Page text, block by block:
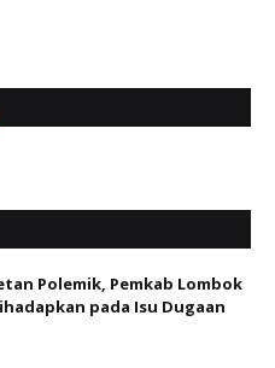
Polemik, Pemkab Lombok
pada Isu Dugaan